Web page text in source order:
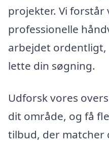
projekter. Vi forstår
professionelle
arbejdet
lette din søgning.
Udforsk vores
dit område, og få
tilbud, der matcher